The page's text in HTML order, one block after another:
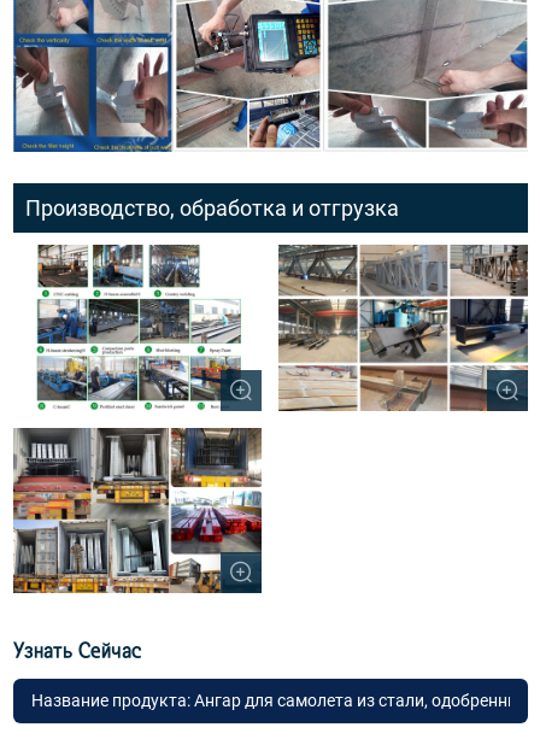
Производство, обработка и отгрузка
Узнать Сейчас